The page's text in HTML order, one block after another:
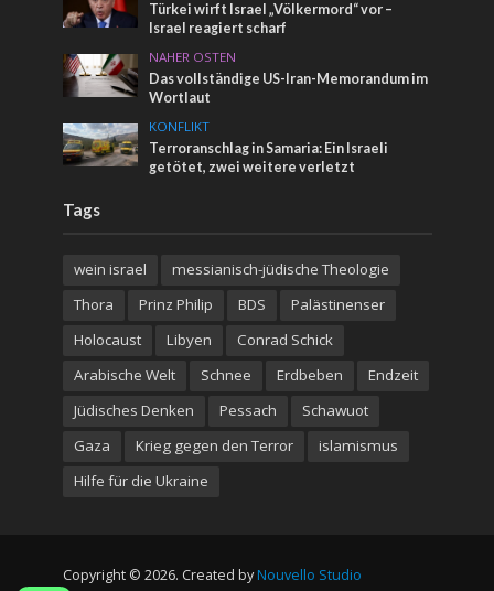
Türkei wirft Israel „Völkermord“ vor –
Israel reagiert scharf
NAHER OSTEN
Das vollständige US-Iran-Memorandum im
Wortlaut
KONFLIKT
Terroranschlag in Samaria: Ein Israeli
getötet, zwei weitere verletzt
Tags
wein israel
messianisch-jüdische Theologie
Thora
Prinz Philip BDS
Palästinenser
Holocaust
Libyen
Conrad Schick
Arabische Welt
Schnee Erdbeben
Endzeit
Jüdisches Denken
Pessach
Schawuot
Gaza
Krieg gegen den Terror
islamismus
Hilfe für die Ukraine
Copyright © 2026. Created by Nouvello Studio